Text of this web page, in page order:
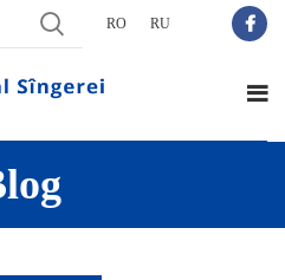
RO RU